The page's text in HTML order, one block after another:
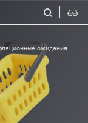
ожидания